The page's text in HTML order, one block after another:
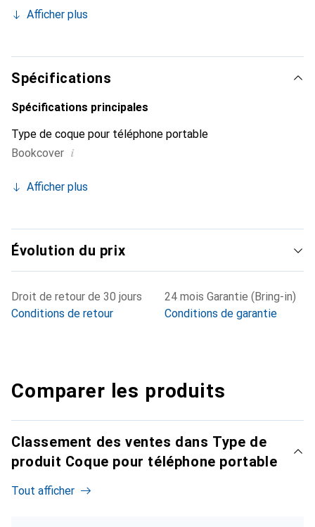
devient un accessoire chic et incontournable pour votre
produits de haute qualité, la marque Noreve est un choix
fiable pour une clientèle exigeante.
Afficher plus
Spécifications
Spécifications principales
Type de coque pour téléphone portable
Bookcover i
Afficher plus
Évolution du prix
Droit de retour de 30 jours
Conditions de retour
24 mois Garantie (Bring-in)
Conditions de garantie
Comparer les produits
Classement des ventes dans Type de
produit Coque pour téléphone portable
Tout afficher